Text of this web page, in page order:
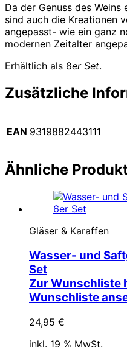
Da der Genuss des
sind auch die Kreationen
angepasst- wie ein ganz
modernen Zeitalter
Erhältlich als 8er Set.
Zusätzliche
EAN 9319882443111
Ähnliche
Gläser & Karaffen
Wasser- und
Set
Zur Wunschliste
Wunschliste
24,95 €
inkl. 19 % MwSt.